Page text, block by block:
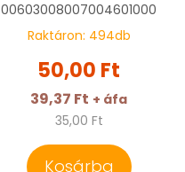
00603008007004601000
Raktáron: 494db
50,00 Ft
39,37 Ft + áfa
35,00 Ft
Kosárba